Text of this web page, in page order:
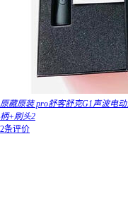
原藏原装 pro舒客舒克G1声波电
柄+刷头2
2条评价